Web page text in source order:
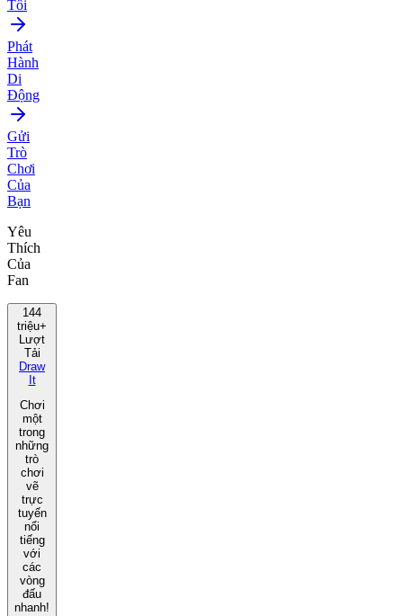
Tôi
Phát
Hành
Di
Động
Gửi
Trò
Chơi
Của
Bạn
Yêu
Thích
Của
Fan
144
triệu+
Lượt
Tải
Draw
It
Chơi
một
trong
những
trò
chơi
vẽ
trực
tuyến
nổi
tiếng
với
các
vòng
đấu
nhanh!